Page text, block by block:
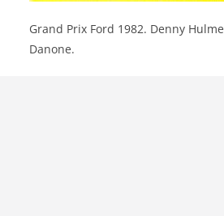
Grand Prix Ford 1982. Denny
Danone.